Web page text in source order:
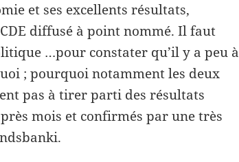
et ses excellents résultats,
diffusé à point nommé. Il faut
…pour constater qu’il y a peu à
; pourquoi notamment les deux
pas à tirer parti des résultats
mois et confirmés par une très